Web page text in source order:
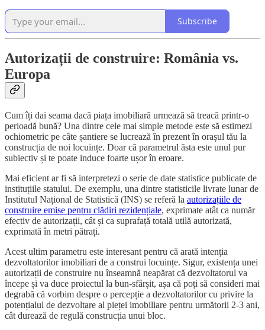
Subscribe
Autorizații de construire: România vs.
Europa
Cum îți dai seama dacă piața imobiliară urmează să treacă printr-o
perioadă bună? Una dintre cele mai simple metode este să estimezi
ochiometric pe câte șantiere se lucrează în prezent în orașul tău la
construcția de noi locuințe. Doar că parametrul ăsta este unul pur
subiectiv și te poate induce foarte ușor în eroare.
Mai eficient ar fi să interpretezi o serie de date statistice publicate de
instituțiile statului. De exemplu, una dintre statisticile livrate lunar de
Institutul Național de Statistică (INS) se referă la autorizațiile de
construire emise pentru clădiri rezidențiale, exprimate atât ca număr
efectiv de autorizații, cât și ca suprafață totală utilă autorizată,
exprimată în metri pătrați.
Acest ultim parametru este interesant pentru că arată intenția
dezvoltatorilor imobiliari de a construi locuințe. Sigur, existența unei
autorizații de construire nu înseamnă neapărat că dezvoltatorul va
începe și va duce proiectul la bun-sfârșit, așa că poți să consideri mai
degrabă că vorbim despre o percepție a dezvoltatorilor cu privire la
potențialul de dezvoltare al pieței imobiliare pentru următorii 2-3 ani,
cât durează de regulă construcția unui bloc.